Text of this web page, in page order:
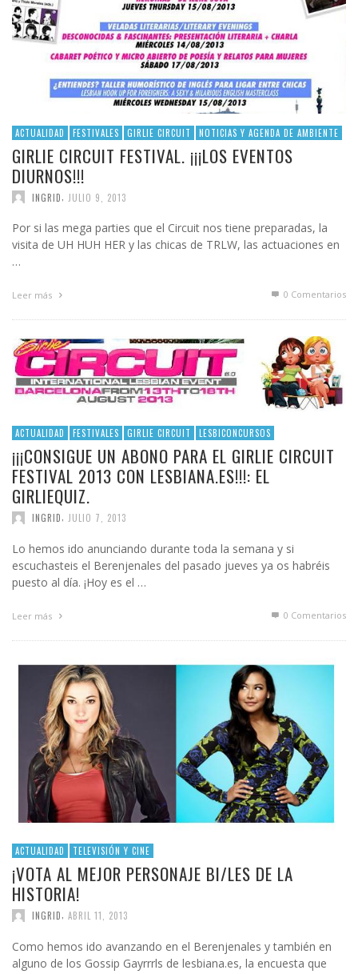
ACTUALIDAD FESTIVALES GIRLIE CIRCUIT NOTICIAS Y AGENDA DE AMBIENTE
GIRLIE CIRCUIT FESTIVAL. ¡¡¡LOS EVENTOS
DIURNOS!!!
INGRID JULIO 9, 2013
Por si las mega parties que el Circuit nos tiene preparadas, la
visita de UH HUH HER y las chicas de TRLW, las actuaciones en
…
Leer más 0 Comentarios
ACTUALIDAD FESTIVALES GIRLIE CIRCUIT LESBICONCURSOS
¡¡¡CONSIGUE UN ABONO PARA EL GIRLIE CIRCUIT
FESTIVAL 2013 CON LESBIANA.ES!!!: EL
GIRLIEQUIZ.
INGRID, JULIO 7, 2013
Lo hemos ido anunciando durante toda la semana y si
escuchasteis el Berenjenales del pasado jueves ya os habréis
puesto al día. ¡Hoy es el …
Leer más 0 Comentarios
ACTUALIDAD TELEVISIÓN Y CINE
¡VOTA AL MEJOR PERSONAJE BI/LES DE LA
HISTORIA!
INGRID, ABRIL 11, 2013
Como hemos ido avanzando en el Berenjenales y también en
alguno de los Gossip Gayrrrls de lesbiana.es, la encuesta que